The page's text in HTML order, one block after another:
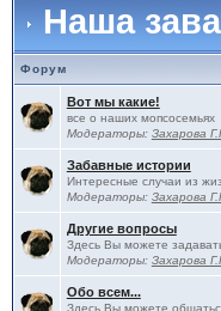
Наша
Форум
Вот мы какие!
все о наших мопсосемьях
Модераторы: Захарова
Забавные истории
Интересные случаи из
Модераторы: Захарова
Другие вопросы
Здесь Вы можете
Модераторы: Захарова
Обо всем...
Здесь Вы можете